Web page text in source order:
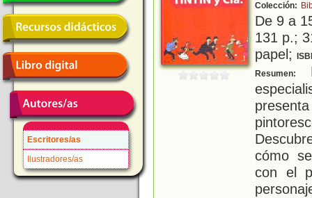
Escritores/as
Ilustradores/as
Colección:
De 9 a
131 p.;
papel;
Resumen:
cómo
con el